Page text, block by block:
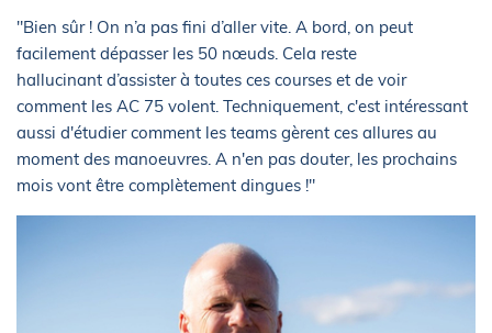
"Bien sûr ! On n’a pas fini d’aller vite. A bord, on peut
facilement dépasser les 50 nœuds. Cela reste
hallucinant d’assister à toutes ces courses et de voir
comment les AC 75 volent. Techniquement, c'est intéressant
aussi d'étudier comment les teams gèrent ces allures au
moment des manoeuvres. A n'en pas douter, les prochains
mois vont être complètement dingues !"